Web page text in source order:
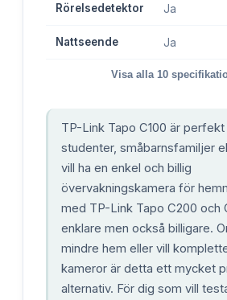
Rörelsedetektor Ja
Nattseende Ja
Visa alla 10
TP-Link Tapo C100 är
studenter, småbarnsfamiljer
vill ha en enkel och billig
övervakningskamera för
med TP-Link Tapo C200 och
enklare men också billigare.
mindre hem eller vill
kameror är detta ett mycket
alternativ. För dig som vill